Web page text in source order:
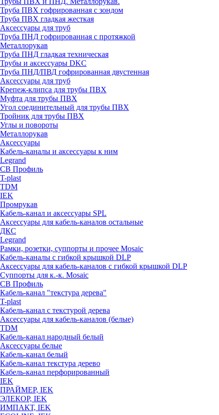
Труба ПВХ гофрированная с зондом
Труба ПВХ гладкая жесткая
Аксессуары для труб
Труба ПНД гофрированная с протяжкой
Металлорукав
Труба ПНД гладкая техническая
Трубы и аксессуары DKC
Труба ПНД/ПВД гофрированная двустенная
Аксессуары для труб
Крепеж-клипса для трубы ПВХ
Муфта для трубы ПВХ
Угол соединительный для трубы ПВХ
Тройник для трубы ПВХ
Углы и повороты
Металлорукав
Аксессуары
Кабель-каналы и аксессуары к ним
Legrand
СВ Профиль
T-plast
TDM
IEK
Промрукав
Кабель-канал и аксессуары SPL
Аксессуары для кабель-каналов остальные
ДКС
Legrand
Рамки, розетки, суппорты и прочее Mosaic
Кабель-каналы с гибкой крышкой DLP
Аксессуары для кабель-каналов с гибкой крышкой DLP
Суппорты для к.-к. Mosaic
СВ Профиль
Кабель-канал "текстура дерева"
T-plast
Кабель-канал с текстурой дерева
Аксессуары для кабель-каналов (белые)
TDM
Кабель-канал народный белый
Аксессуары белые
Кабель-канал белый
Кабель-канал текстура дерево
Кабель-канал перфорированный
IEK
ПРАЙМЕР, IEK
ЭЛЕКОР, IEK
ИМПАКТ, IEK